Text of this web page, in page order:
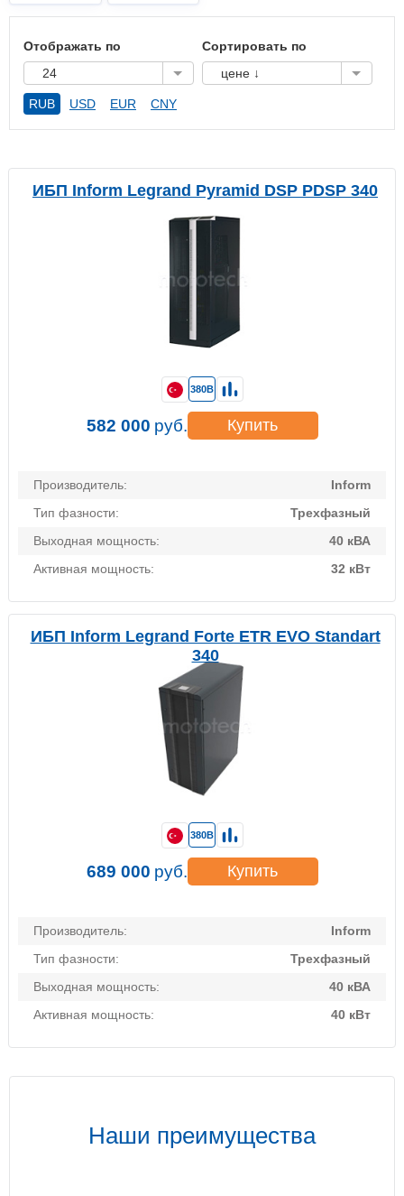
Отображать по
24
Сортировать по
цене ↓
RUB USD EUR CNY
ИБП Inform Legrand Pyramid DSP PDSP 340
Производитель:
Inform
Тип фазности:
Трехфазный
Выходная мощность:
40 кВА
Активная мощность:
32 кВт
380В
582 000 руб. Купить
ИБП Inform Legrand Forte ETR EVO Standart
340
Производитель:
Inform
Тип фазности:
Трехфазный
Выходная мощность:
40 кВА
Активная мощность:
40 кВт
380В
689 000 руб. Купить
Наши преимущества